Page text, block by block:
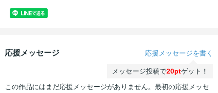
応援メッセージ 応援メッセージを書く
メッセージ投稿で20ptゲット！
この作品にはまだ応援メッセージがありません。最初の応援メッセ